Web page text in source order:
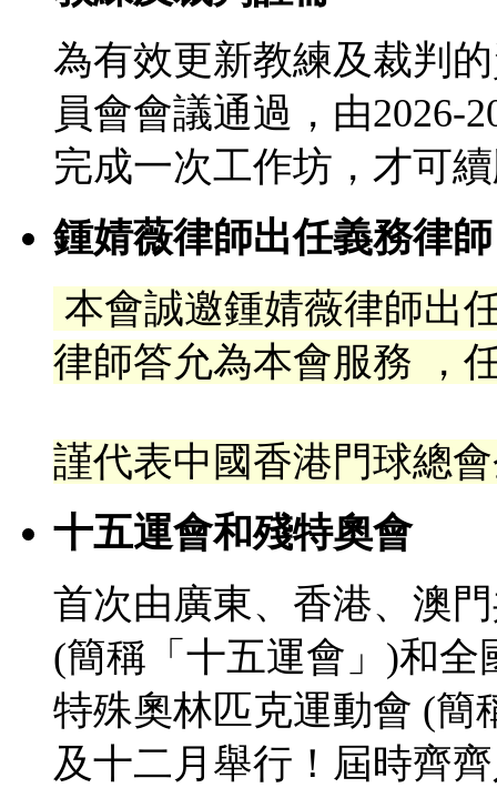
為有效更新教練及裁判
員會會議通過，由2026-
完成一次工作坊，才可
鍾婧薇律師出任義務律師
本會誠邀鍾婧薇律師出
律師答允為本會服務 ，
謹代表中國香港門球總
十五運會和殘特奧會
首次由廣東、香港、澳
(簡稱「十五運會」)和
特殊奧林匹克運動會 (簡
及十二月舉行！屆時齊